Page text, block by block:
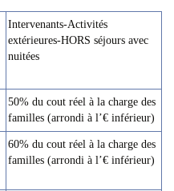
Intervenants-Activités
extérieures-HORS séjours avec
nuitées
50% du cout réel à la charge des
familles (arrondi à l’€ inférieur)
60% du cout réel à la charge des
familles (arrondi à l’€ inférieur)